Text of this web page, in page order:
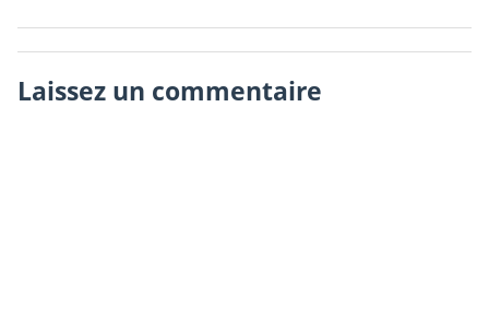
Laissez un commentaire